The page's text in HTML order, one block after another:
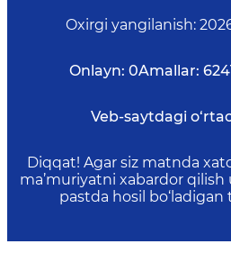
Oxirgi yangilanish:
Onlayn: 0Amallar: 624
Veb-saytdagi
Diqqat! Agar siz matnda
ma’muriyatni xabardor
pastda hosil